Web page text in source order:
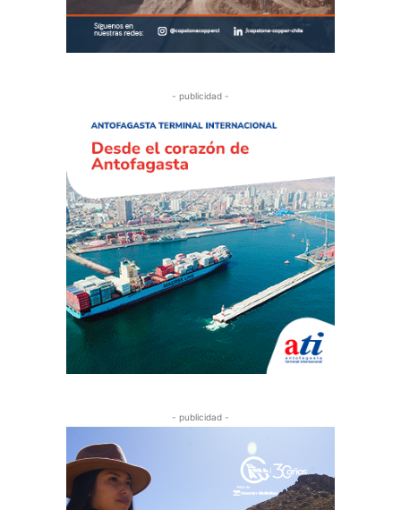
- publicidad -
- publicidad -